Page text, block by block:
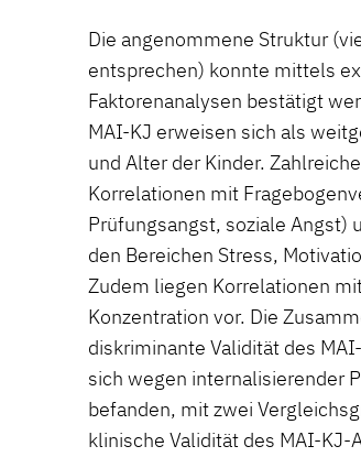
Die angenommene Struktur
entsprechen) konnte mittels
Faktorenanalysen bestätigt
MAI-KJ erweisen sich als
und Alter der Kinder.
Korrelationen mit
Prüfungsangst, soziale Angst)
den Bereichen Stress,
Zudem liegen Korrelationen
Konzentration vor. Die
diskriminante Validität des
sich wegen internalisierender
befanden, mit zwei
klinische Validität des MAI-KJ-